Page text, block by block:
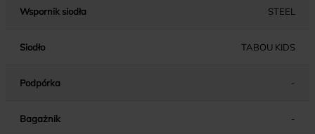
Wspornik siodła STEEL
Siodło TABOU KIDS
Podpórka -
Bagażnik -